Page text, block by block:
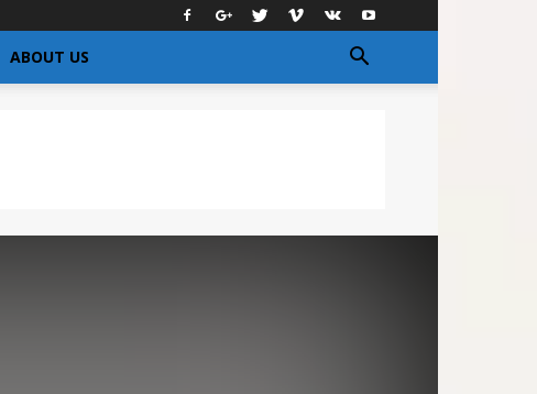
ABOUT US